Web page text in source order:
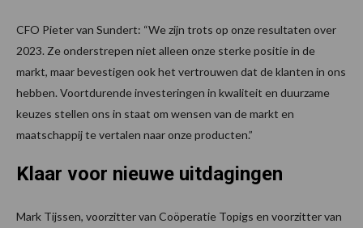
CFO Pieter van Sundert: “We zijn trots op onze resultaten over
2023. Ze onderstrepen niet alleen onze sterke positie in de
markt, maar bevestigen ook het vertrouwen dat de klanten in ons
hebben. Voortdurende investeringen in kwaliteit en duurzame
keuzes stellen ons in staat om wensen van de markt en
maatschappij te vertalen naar onze producten.”
Klaar voor nieuwe uitdagingen
Mark Tijssen, voorzitter van Coöperatie Topigs en voorzitter van